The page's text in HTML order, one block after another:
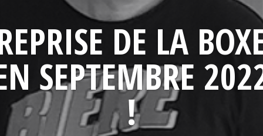
DE LA
SEPTEMBRE
!